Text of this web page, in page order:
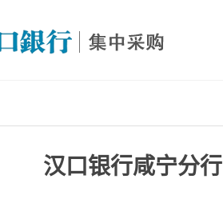
汉口银行咸宁分